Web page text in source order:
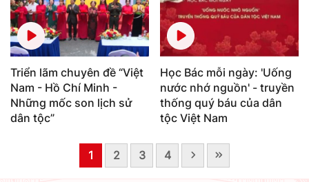
Triển lãm chuyên đề “Việt
Nam - Hồ Chí Minh -
Những mốc son lịch sử
dân tộc”
Học Bác mỗi ngày: 'Uống
nước nhớ nguồn' - truyền
thống quý báu của dân
tộc Việt Nam
1 2 3 4